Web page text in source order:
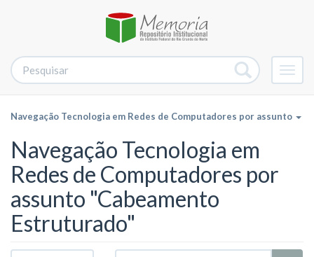
Navegação Tecnologia em Redes de Computadores por assunto
Navegação Tecnologia em
Redes de Computadores por
assunto "Cabeamento
Estruturado"